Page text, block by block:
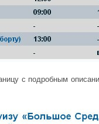
с подробным